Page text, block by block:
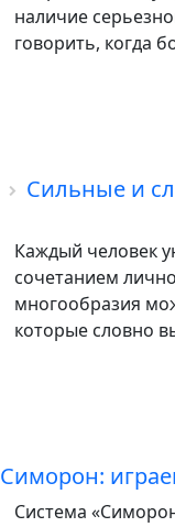
наличие
говорить, когда
Сильные и
Каждый человек
сочетанием
многообразия
которые словно
Симорон:
Система